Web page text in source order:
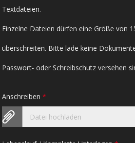
Textdateien.
Einzelne Dateien dürfen eine Größe von
überschreiten. Bitte lade keine
Passwort- oder Schreibschutz versehen
Anschreiben*
Datei hochladen